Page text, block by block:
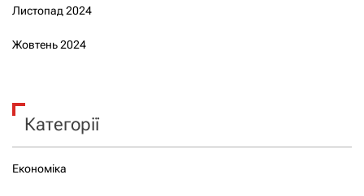
Листопад 2024
Жовтень 2024
Категорії
Економіка